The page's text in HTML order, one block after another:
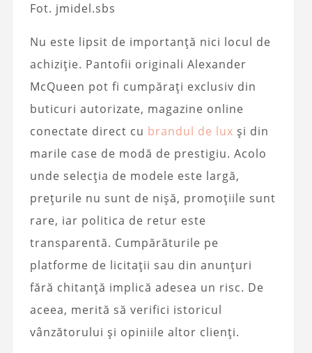
Fot. jmidel.sbs
Nu este lipsit de importanță nici locul de
achiziție. Pantofii originali Alexander
McQueen pot fi cumpărați exclusiv din
buticuri autorizate, magazine online
conectate direct cu brandul de lux și din
marile case de modă de prestigiu. Acolo
unde selecția de modele este largă,
prețurile nu sunt de nișă, promoțiile sunt
rare, iar politica de retur este
transparentă. Cumpărăturile pe
platforme de licitații sau din anunțuri
fără chitanță implică adesea un risc. De
aceea, merită să verifici istoricul
vânzătorului și opiniile altor clienți.